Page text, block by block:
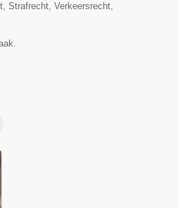
Strafrecht, Verkeersrecht,